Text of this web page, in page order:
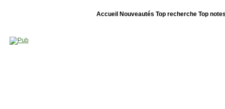
Accueil Nouveautés Top recherche Top